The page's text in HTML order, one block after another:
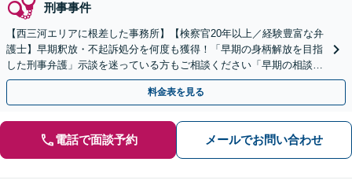
刑事事件
【西三河エリアに根差した事務所】【検察官20年以上／経験豊富な弁
護士】早期釈放・不起訴処分を何度も獲得！「早期の身柄解放を目指
した刑事弁護」示談を迷っている方もご相談ください「早期の相談で
結果が変わる」【当日/夜間/土日対応可】
料金表を見る
電話で面談予約 メールでお問い合わせ